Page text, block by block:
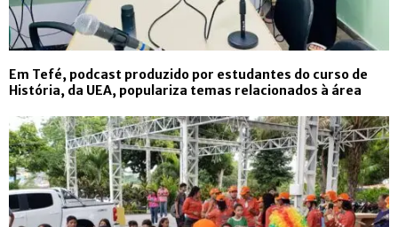
Em Tefé, podcast produzido por estudantes do curso de
História, da UEA, populariza temas relacionados à área